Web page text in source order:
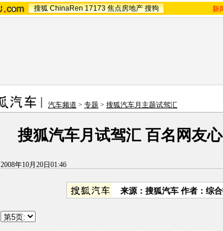
搜狐 ChinaRen 17173 焦点房地产 搜狗 新
汽车频道 > 专题 > 搜狐汽车月主题试驾汇
搜狐汽车月试驾汇 百名网友
2008年10月20日01:46
来源：搜狐汽车 作者：综